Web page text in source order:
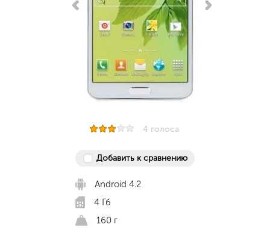
4 голоса
Добавить к сравнению
Android 4.2
4 Гб
160 г